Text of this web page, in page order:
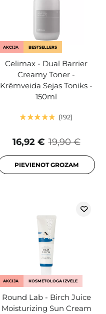
AKCIJA BESTSELLERS
Celimax - Dual Barrier
Creamy Toner -
Krēmveida Sejas Toniks -
150ml
192
19,90 €
16,92 €
PIEVIENOT GROZAM
AKCIJA KOSMETOLOGA IZVĒLE
Round Lab - Birch Juice
Moisturizing Sun Cream